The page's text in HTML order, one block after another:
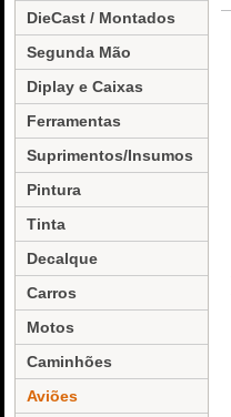
DieCast / Montados
Segunda Mão
Diplay e Caixas
Ferramentas
Suprimentos/Insumos
Pintura
Tinta
Decalque
Carros
Motos
Caminhões
Aviões